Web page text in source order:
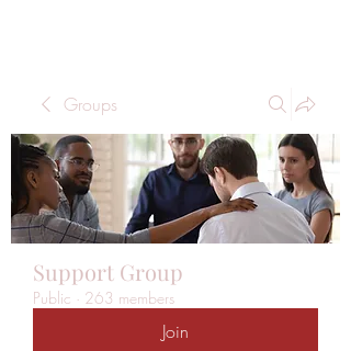
Groups
Support Group
Public · 263 members
Join